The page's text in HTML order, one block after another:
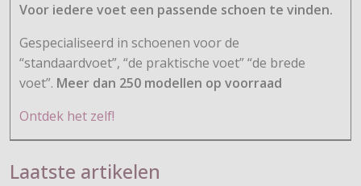
Voor iedere voet een passende schoen te vinden.
Gespecialiseerd in schoenen voor de
“standaardvoet”, “de praktische voet” “de brede
voet”. Meer dan 250 modellen op voorraad
Ontdek het zelf!
Laatste artikelen